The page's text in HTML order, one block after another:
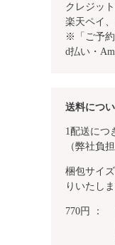
クレジッ
楽天ペイ
※「ご予約
d払い・
送料につ
1配送につ
（弊社負担
梱包サイ
りいたし
770円 ：